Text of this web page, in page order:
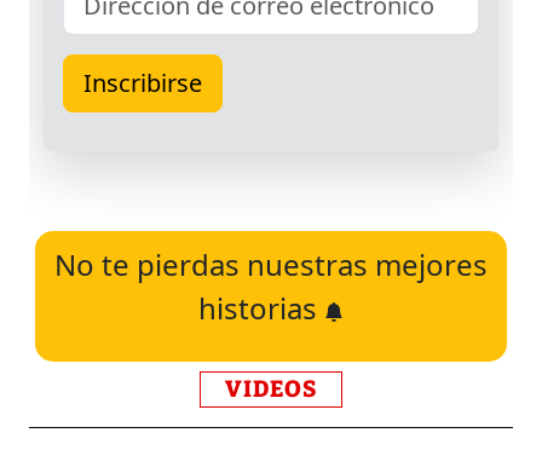
No te pierdas nuestras mejores
historias
VIDEOS